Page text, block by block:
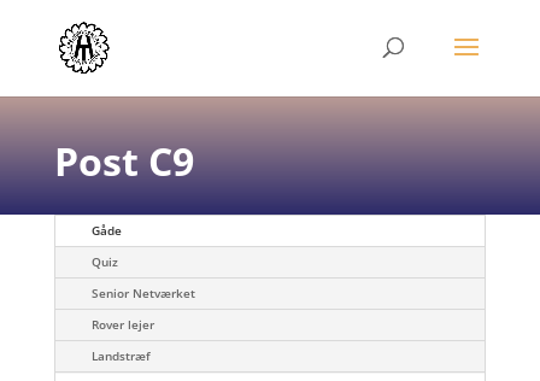
Post C9
Gåde
Quiz
Senior Netværket
Rover lejer
Landstræf